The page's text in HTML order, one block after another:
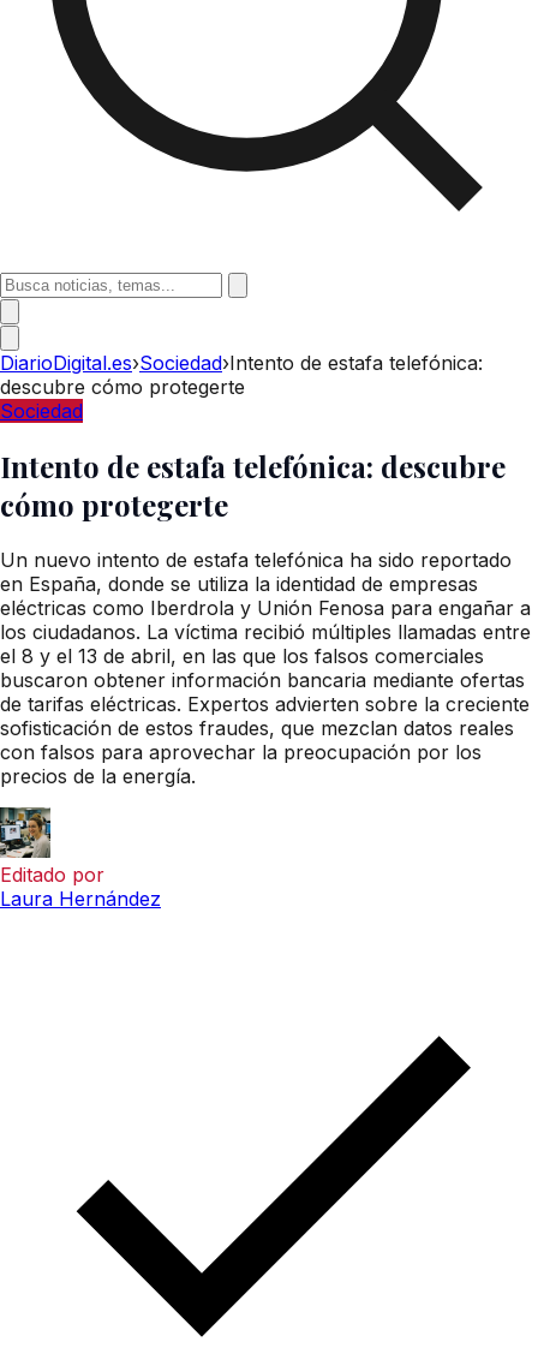
DiarioDigital.es›Sociedad›Intento de estafa telefónica:
descubre cómo protegerte
Sociedad
Intento de estafa telefónica: descubre
cómo protegerte
Un nuevo intento de estafa telefónica ha sido reportado
en España, donde se utiliza la identidad de empresas
eléctricas como Iberdrola y Unión Fenosa para engañar a
los ciudadanos. La víctima recibió múltiples llamadas entre
el 8 y el 13 de abril, en las que los falsos comerciales
buscaron obtener información bancaria mediante ofertas
de tarifas eléctricas. Expertos advierten sobre la creciente
sofisticación de estos fraudes, que mezclan datos reales
con falsos para aprovechar la preocupación por los
precios de la energía.
Editado por
Laura Hernández